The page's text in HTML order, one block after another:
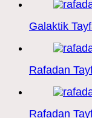
Galaktik
Rafadan
Rafadan